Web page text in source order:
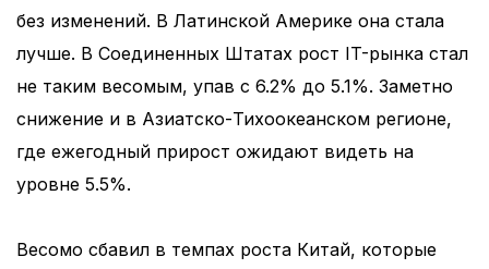
без изменений. В Латинской Америке она стала
лучше. В Соединенных Штатах рост IT-рынка стал
не таким весомым, упав с 6.2% до 5.1%. Заметно
снижение и в Азиатско-Тихоокеанском регионе,
где ежегодный прирост ожидают видеть на
уровне 5.5%.
Весомо сбавил в темпах роста Китай, которые